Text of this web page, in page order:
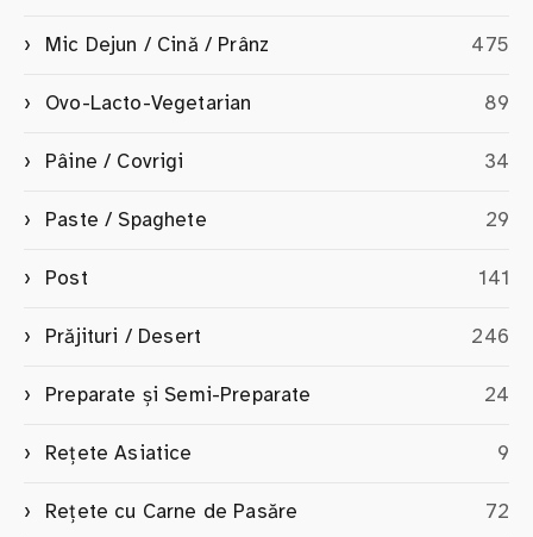
Mic Dejun / Cină / Prânz 475
Ovo-Lacto-Vegetarian 89
Pâine / Covrigi 34
Paste / Spaghete 29
Post 141
Prăjituri / Desert 246
Preparate și Semi-Preparate 24
Rețete Asiatice 9
Rețete cu Carne de Pasăre 72